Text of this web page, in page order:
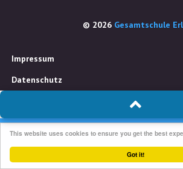
Got it!
This website uses cookies to ensure you get the best
© 2026 Gesamtschule
Impressum
Datenschutz